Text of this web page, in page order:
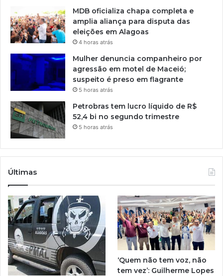
MDB oficializa chapa completa e
amplia aliança para disputa das
eleições em Alagoas
4 horas atrás
Mulher denuncia companheiro por
agressão em motel de Maceió;
suspeito é preso em flagrante
5 horas atrás
Petrobras tem lucro líquido de R$
52,4 bi no segundo trimestre
5 horas atrás
Últimas
‘Quem não tem voz, não
tem vez’: Guilherme Lopes